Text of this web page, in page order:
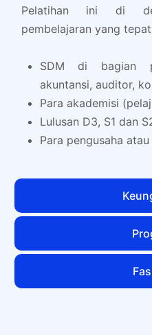
Pelatihan ini di
pembelajaran yang
SDM di bagian
akuntansi, auditor,
Para akademisi
Lulusan D3, S1 dan
Para pengusaha